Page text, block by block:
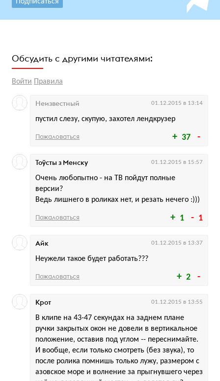
Обсудить с другими читателями:
Войти Правила
37
пустил слезу, скупую, захотел лендкрузер
Неизвестный 01.12.2015 в 13:14
Пожаловаться
1 1
Очень любопытно - на ТВ пойдут полные
версии?
Ведь лишнего в роликах нет, и резать нечего :)))
Тоўсты з Менску 01.12.2015 в 15:57
Пожаловаться
2
Неужели такое будет работать???
Айк 01.12.2015 в 13:37
Пожаловаться
В клипе на 43-47 секундах на заднем плане
ручки закрытых окон не довели в вертикальное
положение, оставив под углом -- переснимайте.
И вообще, если только смотреть (без звука), то
после ролика помнишь только лужу, размером с
азовское море и волнение за прыгнувшего через
Крот 01.12.2015 в 13:55